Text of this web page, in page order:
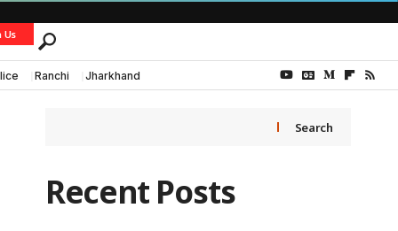
Us
Ranchi Jharkhand
Search
Recent Posts